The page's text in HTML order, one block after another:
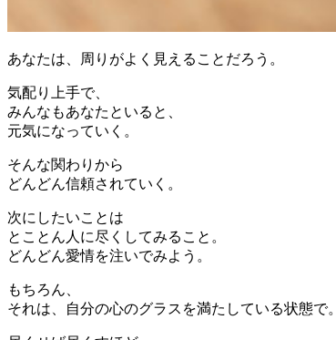
あなたは、周りがよく見えることだろう。
気配り上手で、
みんなもあなたといると、
元気になっていく。
そんな関わりから
どんどん信頼されていく。
次にしたいことは
とことん人に尽くしてみること。
どんどん愛情を注いでみよう。
もちろん、
それは、自分の心のグラスを満たしている状態で。